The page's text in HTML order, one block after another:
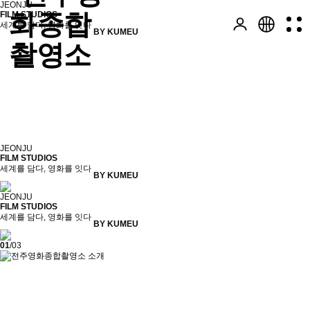
JEONJU
FILM STUDIOS
세계를 담다, 영화를 잇다
BY KUMEU
JEONJU
FILM STUDIOS
세계를 담다, 영화를 잇다
BY KUMEU
JEONJU
FILM STUDIOS
세계를 담다, 영화를 잇다
BY KUMEU
01/03